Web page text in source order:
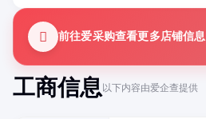
工商信息以下内容由爱企查提供
前往爱采购查看更多店铺信息